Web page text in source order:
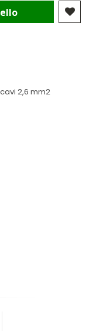
2,6 mm2